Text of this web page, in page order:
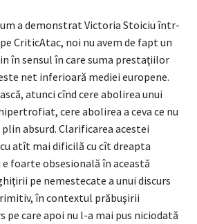
a demonstrat Victoria Stoiciu într-
CriticAtac, noi nu avem de fapt un
în sensul în care suma prestaţiilor
net inferioară mediei europene.
atunci cînd cere abolirea unui
cere abolirea a ceva ce nu
absurd. Clarificarea acestei
atît mai dificilă cu cît dreapta
foarte obsesională în această
pe nemestecate a unui discurs
în contextul prăbuşirii
pe care apoi nu l-a mai pus niciodată